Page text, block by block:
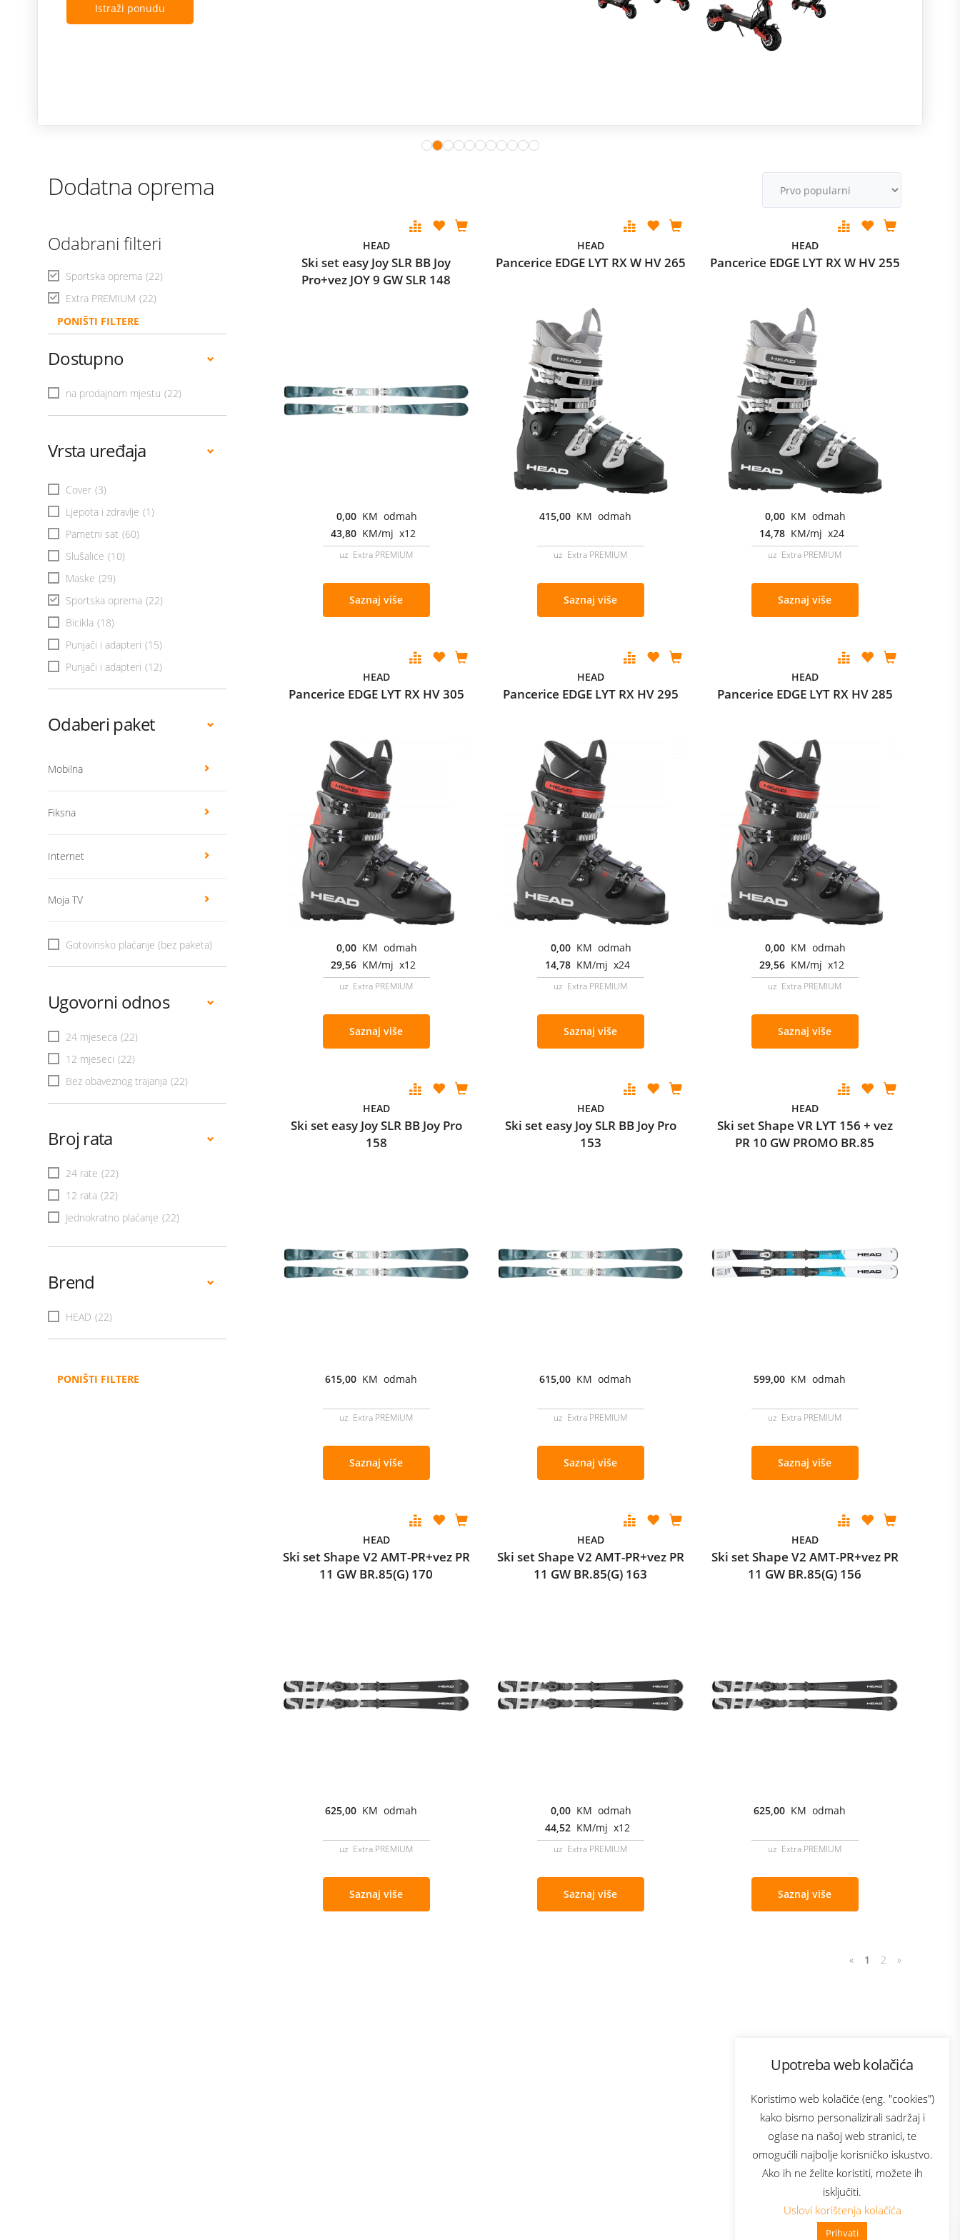
Upotreba web kolačića
Koristimo web kolačiće (eng. "cookies")
kako bismo personalizirali sadržaj i
oglase na našoj web stranici, te
omogućili najbolje korisničko iskustvo.
Ako ih ne želite koristiti, možete ih
isključiti.
Uslovi korištenja kolačića
Prihvati
👋 Zdravo, kako mogu pomoći?
Istraži ponudu
Dodatna oprema
Odabrani filteri
Sportska oprema (22)
Extra PREMIUM (22)
PONIŠTI FILTERE
Dostupno
na prodajnom mjestu (22)
Vrsta uređaja
Cover (3)
Ljepota i zdravlje (1)
Pametni sat (60)
Slušalice (10)
Maske (29)
Sportska oprema (22)
Bicikla (18)
Punjači i adapteri (15)
Punjači i adapteri (12)
Odaberi paket
Mobilna
Fiksna
Internet
Moja TV
Gotovinsko plaćanje (bez paketa)
Ugovorni odnos
24 mjeseca (22)
12 mjeseci (22)
Bez obaveznog trajanja (22)
Broj rata
24 rate (22)
12 rata (22)
Jednokratno plaćanje (22)
Brend
HEAD (22)
PONIŠTI FILTERE
HEAD
Ski set easy Joy SLR BB Joy
Pro+vez JOY 9 GW SLR 148
0,00 KM odmah
43,80 KM/mj x12
uz Extra PREMIUM
Saznaj više
HEAD
Pancerice EDGE LYT RX W HV 265
415,00 KM odmah
uz Extra PREMIUM
Saznaj više
HEAD
Pancerice EDGE LYT RX W HV 255
0,00 KM odmah
14,78 KM/mj x24
uz Extra PREMIUM
Saznaj više
HEAD
Pancerice EDGE LYT RX HV 305
0,00 KM odmah
29,56 KM/mj x12
uz Extra PREMIUM
Saznaj više
HEAD
Pancerice EDGE LYT RX HV 295
0,00 KM odmah
14,78 KM/mj x24
uz Extra PREMIUM
Saznaj više
HEAD
Pancerice EDGE LYT RX HV 285
0,00 KM odmah
29,56 KM/mj x12
uz Extra PREMIUM
Saznaj više
HEAD
Ski set easy Joy SLR BB Joy Pro
158
615,00 KM odmah
uz Extra PREMIUM
Saznaj više
HEAD
Ski set easy Joy SLR BB Joy Pro
153
615,00 KM odmah
uz Extra PREMIUM
Saznaj više
HEAD
Ski set Shape VR LYT 156 + vez
PR 10 GW PROMO BR.85
599,00 KM odmah
uz Extra PREMIUM
Saznaj više
HEAD
Ski set Shape V2 AMT-PR+vez PR
11 GW BR.85(G) 170
625,00 KM odmah
uz Extra PREMIUM
Saznaj više
HEAD
Ski set Shape V2 AMT-PR+vez PR
11 GW BR.85(G) 163
0,00 KM odmah
44,52 KM/mj x12
uz Extra PREMIUM
Saznaj više
HEAD
Ski set Shape V2 AMT-PR+vez PR
11 GW BR.85(G) 156
625,00 KM odmah
uz Extra PREMIUM
Saznaj više
« 1 2 »
Bonus plus
Prijava za newsletter